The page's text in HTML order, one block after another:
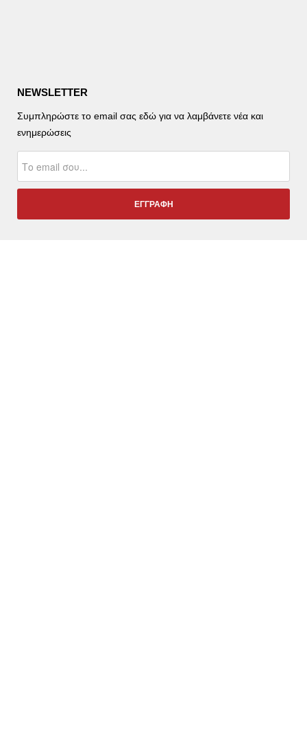
NEWSLETTER
Συμπληρώστε το email σας εδώ για να λαμβάνετε νέα και
ενημερώσεις